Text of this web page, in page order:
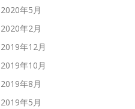
2020年5月
2020年2月
2019年12月
2019年10月
2019年8月
2019年5月